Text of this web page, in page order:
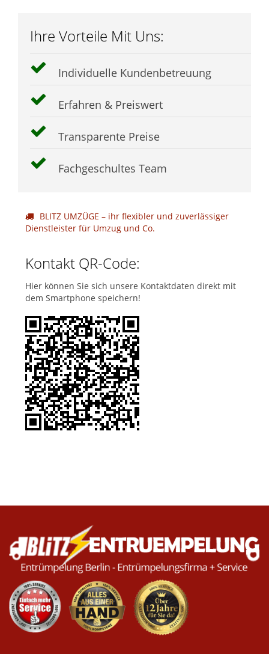
Ihre Vorteile Mit Uns:
Individuelle Kundenbetreuung
Erfahren & Preiswert
Transparente Preise
Fachgeschultes Team
BLITZ UMZÜGE – ihr flexibler und zuverlässiger
Dienstleister für Umzug und Co.
Kontakt QR-Code:
Hier können Sie sich unsere Kontaktdaten direkt mit
dem Smartphone speichern!